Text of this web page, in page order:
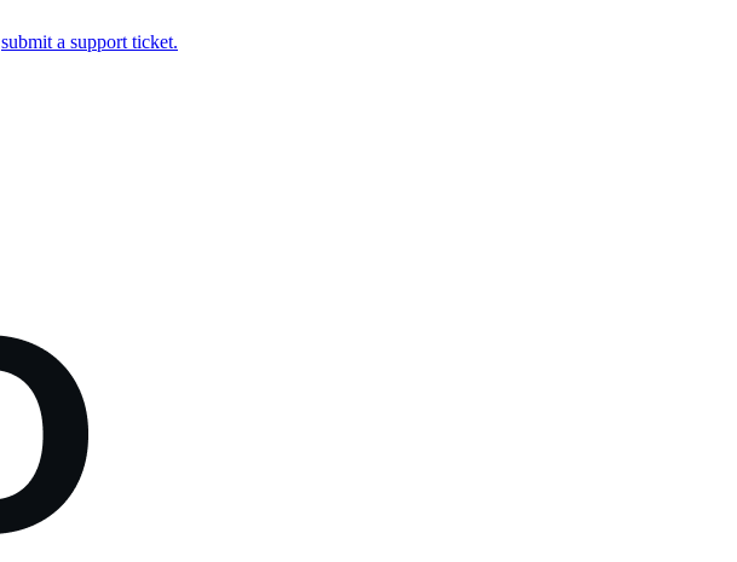
submit a support ticket.